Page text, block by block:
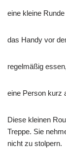
eine kleine
das Handy vor
regelmäßig
eine Person kurz
Diese kleinen
Treppe. Sie
nicht zu stolpern.